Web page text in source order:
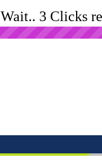
Wait.. 3 Clicks